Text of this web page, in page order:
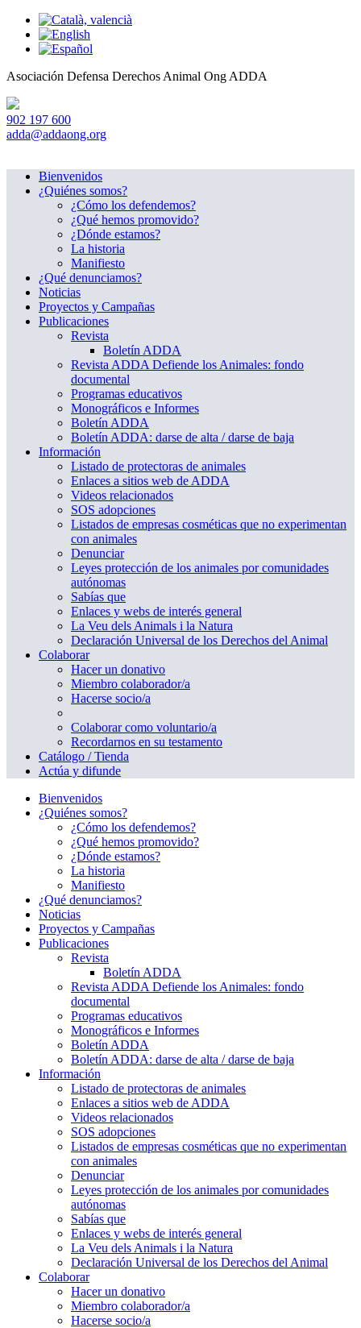
Asociación Defensa Derechos Animal Ong ADDA
902 197 600
adda@addaong.org
Bienvenidos
¿Quiénes somos?
¿Cómo los defendemos?
¿Qué hemos promovido?
¿Dónde estamos?
La historia
Manifiesto
¿Qué denunciamos?
Noticias
Proyectos y Campañas
Publicaciones
Revista
Boletín ADDA
Revista ADDA Defiende los Animales: fondo
documental
Programas educativos
Monográficos e Informes
Boletín ADDA
Boletín ADDA: darse de alta / darse de baja
Información
Listado de protectoras de animales
Enlaces a sitios web de ADDA
Videos relacionados
SOS adopciones
Listados de empresas cosméticas que no experimentan
con animales
Denunciar
Leyes protección de los animales por comunidades
autónomas
Sabías que
Enlaces y webs de interés general
La Veu dels Animals i la Natura
Declaración Universal de los Derechos del Animal
Colaborar
Hacer un donativo
Miembro colaborador/a
Hacerse socio/a
Colaborar como voluntario/a
Recordarnos en su testamento
Catálogo / Tienda
Actúa y difunde
Bienvenidos
¿Quiénes somos?
¿Cómo los defendemos?
¿Qué hemos promovido?
¿Dónde estamos?
La historia
Manifiesto
¿Qué denunciamos?
Noticias
Proyectos y Campañas
Publicaciones
Revista
Boletín ADDA
Revista ADDA Defiende los Animales: fondo
documental
Programas educativos
Monográficos e Informes
Boletín ADDA
Boletín ADDA: darse de alta / darse de baja
Información
Listado de protectoras de animales
Enlaces a sitios web de ADDA
Videos relacionados
SOS adopciones
Listados de empresas cosméticas que no experimentan
con animales
Denunciar
Leyes protección de los animales por comunidades
autónomas
Sabías que
Enlaces y webs de interés general
La Veu dels Animals i la Natura
Declaración Universal de los Derechos del Animal
Colaborar
Hacer un donativo
Miembro colaborador/a
Hacerse socio/a